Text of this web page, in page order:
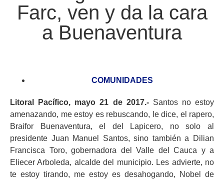
Farc, ven y da la cara
a Buenaventura
COMUNIDADES
Litoral Pacífico, mayo 21 de 2017.-Santos no estoy
amenazando, me estoy es rebuscando, le dice, el rapero,
Braifor Buenaventura, el del Lapicero, no solo al
presidente Juan Manuel Santos, sino también a Dilian
Francisca Toro, gobernadora del Valle del Cauca y a
Eliecer Arboleda, alcalde del municipio. Les advierte, no
te estoy tirando, me estoy es desahogando, Nobel de